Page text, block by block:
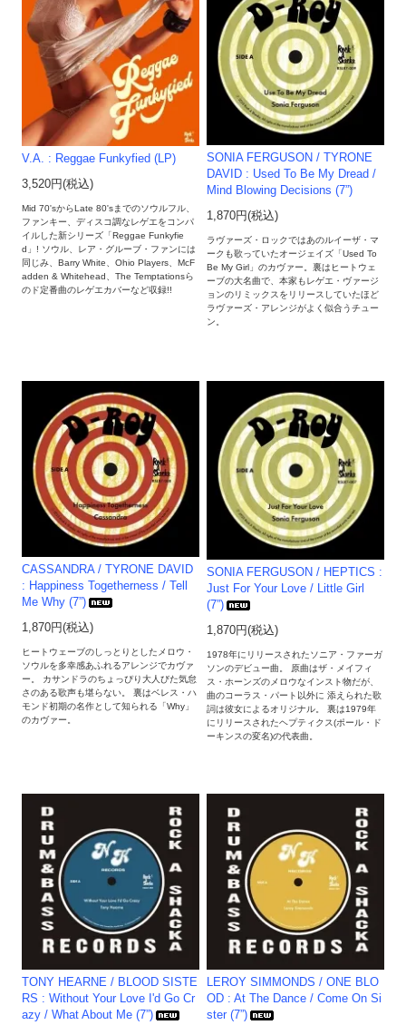
V.A. : Reggae Funkyfied (LP)
3,520円(税込)
Mid 70'sからLate 80'sまでのソウルフル、
ファンキー、ディスコ調なレゲエをコンパ
イルした新シリーズ「Reggae Funkyfie
d」! ソウル、レア・グルーブ・ファンには
同じみ、Barry White、Ohio Players、McF
adden & Whitehead、The Temptationsら
のド定番曲のレゲエカバーなど収録!!
SONIA FERGUSON / TYRONE
DAVID : Used To Be My Dread /
Mind Blowing Decisions (7”)
1,870円(税込)
ラヴァーズ・ロックではあのルイーザ・マ
ークも歌っていたオージェイズ「Used To
Be My Girl」のカヴァー。裏はヒートウェ
ーブの大名曲で、本家もレゲエ・ヴァージ
ョンのリミックスをリリースしていたほど
ラヴァーズ・アレンジがよく似合うチュー
ン。
CASSANDRA / TYRONE DAVID
: Happiness Togetherness / Tell
Me Why (7”)
1,870円(税込)
ヒートウェーブのしっとりとしたメロウ・
ソウルを多幸感あふれるアレンジでカヴァ
ー。 カサンドラのちょっぴり大人びた気怠
さのある歌声も堪らない。 裏はベレス・ハ
モンド初期の名作として知られる「Why」
のカヴァー。
SONIA FERGUSON / HEPTICS :
Just For Your Love / Little Girl
(7”)
1,870円(税込)
1978年にリリースされたソニア・ファーガ
ソンのデビュー曲。 原曲はザ・メイフィ
ス・ホーンズのメロウなインスト物だが、
曲のコーラス・パート以外に 添えられた歌
詞は彼女によるオリジナル。 裏は1979年
にリリースされたヘプティクス(ポール・ド
ーキンスの変名)の代表曲。
TONY HEARNE / BLOOD SISTE
RS : Without Your Love I'd Go Cr
azy / What About Me (7”)
LEROY SIMMONDS / ONE BLO
OD : At The Dance / Come On Si
ster (7”)